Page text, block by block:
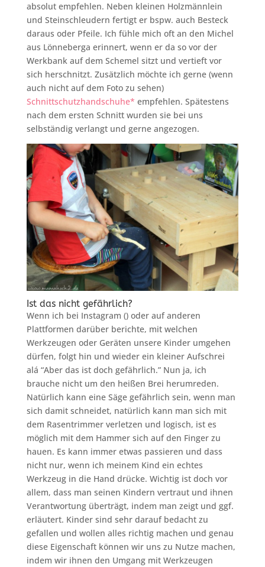
absolut empfehlen. Neben kleinen Holzmännlein
und Steinschleudern fertigt er bspw. auch Besteck
daraus oder Pfeile. Ich fühle mich oft an den Michel
aus Lönneberga erinnert, wenn er da so vor der
Werkbank auf dem Schemel sitzt und vertieft vor
sich herschnitzt. Zusätzlich möchte ich gerne (wenn
auch nicht auf dem Foto zu sehen)
Schnittschutzhandschuhe* empfehlen. Spätestens
nach dem ersten Schnitt wurden sie bei uns
selbständig verlangt und gerne angezogen.
Ist das nicht gefährlich?
Wenn ich bei Instagram () oder auf anderen
Plattformen darüber berichte, mit welchen
Werkzeugen oder Geräten unsere Kinder umgehen
dürfen, folgt hin und wieder ein kleiner Aufschrei
alá “Aber das ist doch gefährlich.” Nun ja, ich
brauche nicht um den heißen Brei herumreden.
Natürlich kann eine Säge gefährlich sein, wenn man
sich damit schneidet, natürlich kann man sich mit
dem Rasentrimmer verletzen und logisch, ist es
möglich mit dem Hammer sich auf den Finger zu
hauen. Es kann immer etwas passieren und dass
nicht nur, wenn ich meinem Kind ein echtes
Werkzeug in die Hand drücke. Wichtig ist doch vor
allem, dass man seinen Kindern vertraut und ihnen
Verantwortung überträgt, indem man zeigt und ggf.
erläutert. Kinder sind sehr darauf bedacht zu
gefallen und wollen alles richtig machen und genau
diese Eigenschaft können wir uns zu Nutze machen,
indem wir ihnen den Umgang mit Werkzeugen